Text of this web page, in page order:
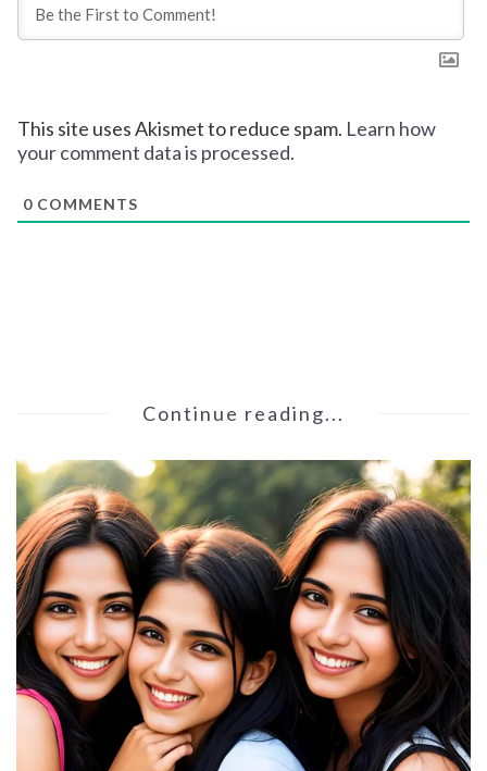
This site uses Akismet to reduce spam. Learn how
your comment data is processed.
0 COMMENTS
Continue reading...